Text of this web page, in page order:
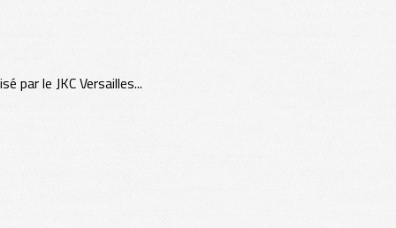
par le JKC Versailles...